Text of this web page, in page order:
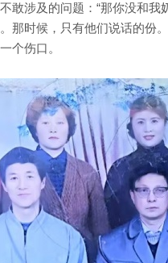
敢涉及的问题：“那你没和
那时候，只有他们说话的份
个伤口。